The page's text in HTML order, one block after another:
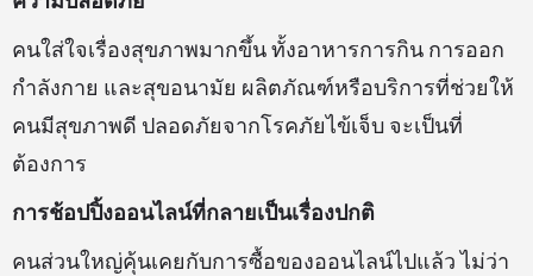
คนใส่ใจเรื่องสุขภาพมากขึ้น ทั้งอาหารการกิน การออก
กำลังกาย และสุขอนามัย ผลิตภัณฑ์หรือบริการที่ช่วยให้
คนมีสุขภาพดี ปลอดภัยจากโรคภัยไข้เจ็บ จะเป็นที่
ต้องการ
การช้อปปิ้งออนไลน์ที่กลายเป็นเรื่องปกติ
คนส่วนใหญ่คุ้นเคยกับการซื้อของออนไลน์ไปแล้ว ไม่ว่า